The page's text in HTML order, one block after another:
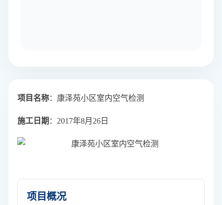
项目名称：康泽苑小区室内空气检测
施工日期 ：2017年8月26日
项目概况